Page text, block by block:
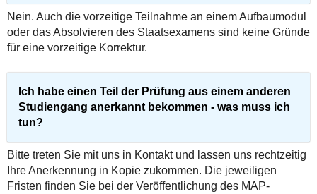
Nein. Auch die vorzeitige Teilnahme an einem Aufbaumodul
oder das Absolvieren des Staatsexamens sind keine Gründe
für eine vorzeitige Korrektur.
Ich habe einen Teil der Prüfung aus einem anderen
Studiengang anerkannt bekommen - was muss ich
tun?
Bitte treten Sie mit uns in Kontakt und lassen uns rechtzeitig
Ihre Anerkennung in Kopie zukommen. Die jeweiligen
Fristen finden Sie bei der Veröffentlichung des MAP-